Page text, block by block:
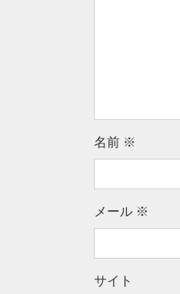
名前 ※
メール ※
サイト